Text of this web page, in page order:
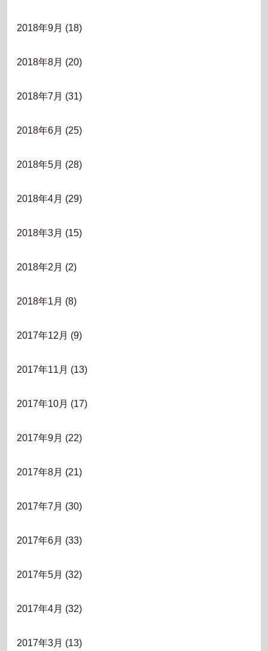
2018年9月 (18)
2018年8月 (20)
2018年7月 (31)
2018年6月 (25)
2018年5月 (28)
2018年4月 (29)
2018年3月 (15)
2018年2月 (2)
2018年1月 (8)
2017年12月 (9)
2017年11月 (13)
2017年10月 (17)
2017年9月 (22)
2017年8月 (21)
2017年7月 (30)
2017年6月 (33)
2017年5月 (32)
2017年4月 (32)
2017年3月 (13)